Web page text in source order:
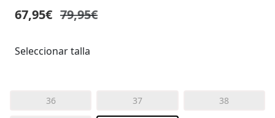
67,95€ 79,95€
Seleccionar talla
36 37 38